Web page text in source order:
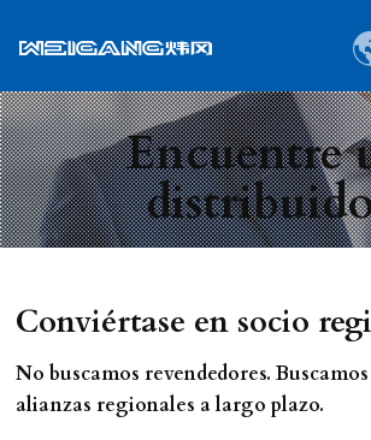
Encuentre
Conviértase en socio
No buscamos revendedores.
alianzas regionales a largo plazo.